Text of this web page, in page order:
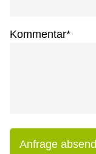
Kommentar*
Anfrage